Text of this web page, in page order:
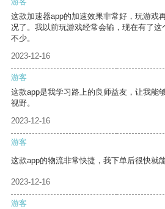
这款加速器app的加速效果非常好，玩游戏
况了。我以前玩游戏经常会输，现在有了这
不少。
2023-12-16
游客
这款app是我学习路上的良师益友，让我能
视野。
2023-12-16
游客
这款app的物流非常快捷，我下单后很快就
2023-12-16
游客